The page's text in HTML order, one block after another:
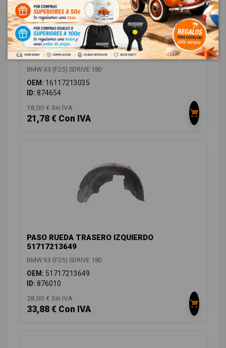
TAPA EXTERIOR COMBUSTIBLE 16117213035
BMW X3 (F25) SDRIVE 18D
OEM: 16117213035
ID: 874654
18,00 € Sin IVA
21,78 € Con IVA
PASO RUEDA TRASERO IZQUIERDO
51717213649
BMW X3 (F25) SDRIVE 18D
OEM: 51717213649
ID: 876010
28,00 € Sin IVA
33,88 € Con IVA